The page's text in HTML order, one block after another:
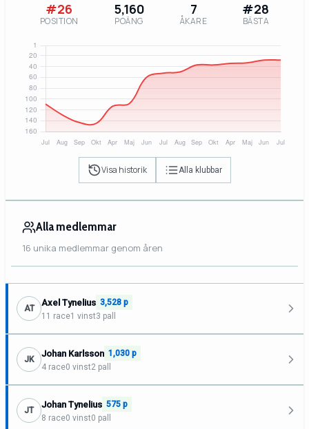
#26
POSITION
5,160
POÄNG
7
ÅKARE
#28
BÄSTA
Visa historik Alla klubbar
Alla medlemmar
16 unika medlemmar genom åren
AT
Axel Tynelius 3,528 p
11 race1 vinst3 pall
JK
Johan Karlsson 1,030 p
4 race0 vinst2 pall
JT
Johan Tynelius 575 p
8 race0 vinst0 pall